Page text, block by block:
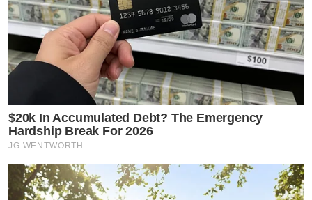
$20k In Accumulated Debt? The Emergency
Hardship Break For 2026
JG WENTWORTH